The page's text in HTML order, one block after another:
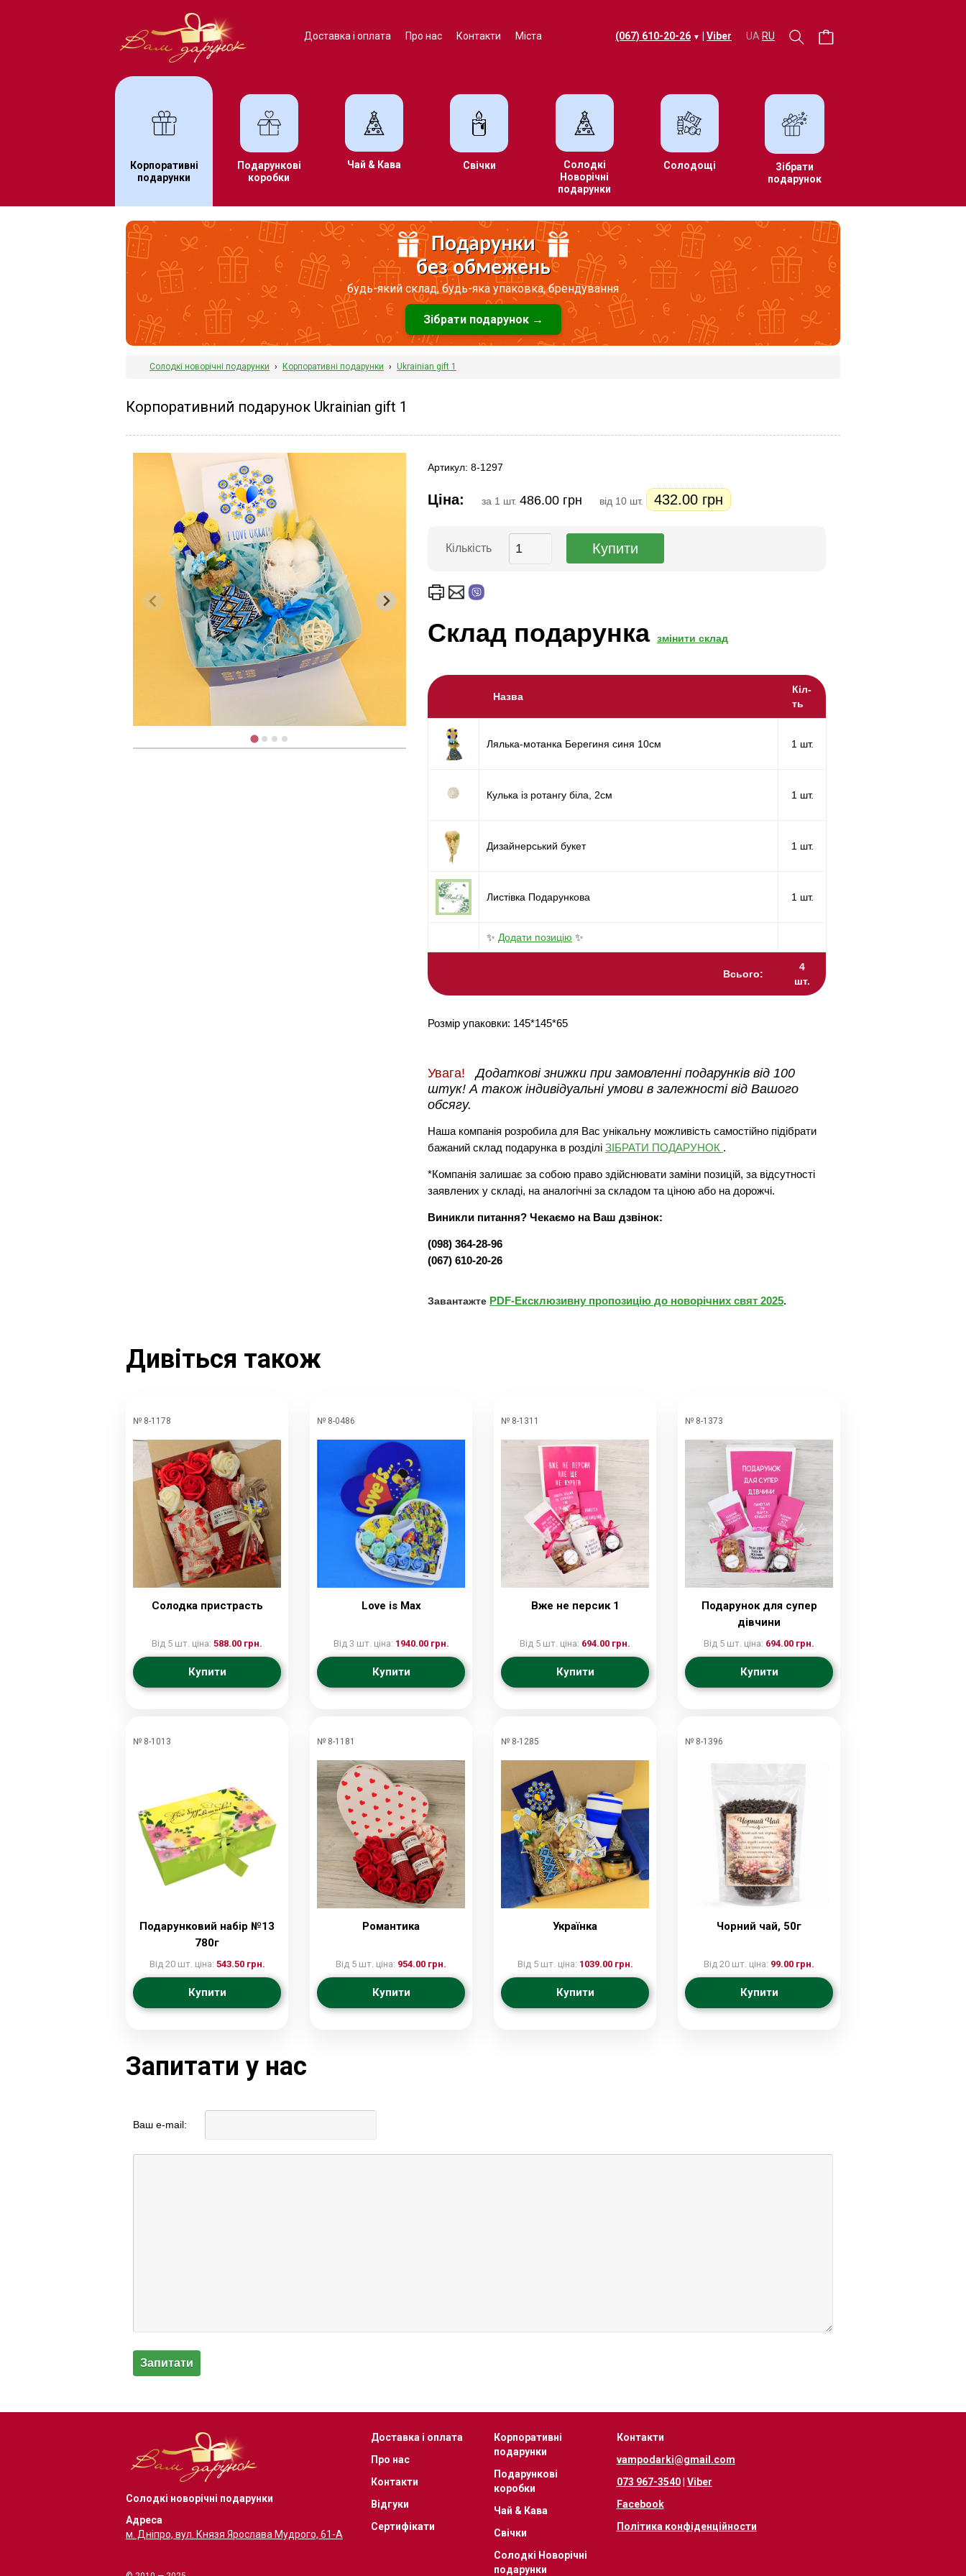
Доставка і оплата Про нас Контакти Міста (067) 610-20-26 ▼ Viber UA RU
Корпоративні
подарунки
Подарункові
коробки
Чай & Кава Свічки
Солодкі
Новорічні
подарунки
Солодощі
Зібрати
подарунок
Подарунки
без обмежень
будь-який склад, будь-яка упаковка, брендування
Зібрати подарунок →
Солодкі новорічні подарунки › Корпоративні подарунки › Ukrainian gift 1
Корпоративний подарунок Ukrainian gift 1
Артикул: 8-1297
Ціна: за 1 шт. 486.00 грн від 10 шт. 432.00 грн
Кількість
Склад подарунка змінити склад
Назва
Кіл-
ть
Лялька-мотанка Берегиня синя 10см 1 шт.
Кулька із ротангу біла, 2см 1 шт.
Дизайнерський букет 1 шт.
Листівка Подарункова 1 шт.
✨ Додати позицію ✨
Всього:
4
шт.
Розмір упаковки: 145*145*65
Увага!
Додаткові знижки при замовленні подарунків від 100
штук! А також індивідуальні умови в залежності від Вашого
обсягу.
Наша компанія розробила для Вас унікальну можливість самостійно підібрати
бажаний склад подарунка в розділі ЗІБРАТИ ПОДАРУНОК .
*Компанія залишає за собою право здійснювати заміни позицій, за відсутності
заявлених у складі, на аналогічні за складом та ціною або на дорожчі.
Виникли питання? Чекаємо на Ваш дзвінок:
(098) 364-28-96
(067) 610-20-26
Завантажте PDF-Ексклюзивну пропозицію до новорічних свят 2025.
Дивіться також
№ 8-1178
Солодка пристрасть
Від 5 шт. ціна: 588.00 грн.
Купити
№ 8-0486
Love is Max
Від 3 шт. ціна: 1940.00 грн.
Купити
№ 8-1311
Вже не персик 1
Від 5 шт. ціна: 694.00 грн.
Купити
№ 8-1373
Подарунок для супер
дівчини
Від 5 шт. ціна: 694.00 грн.
Купити
№ 8-1013
Подарунковий набір №13
780г
Від 20 шт. ціна: 543.50 грн.
Купити
№ 8-1181
Романтика
Від 5 шт. ціна: 954.00 грн.
Купити
№ 8-1285
Українка
Від 5 шт. ціна: 1039.00 грн.
Купити
№ 8-1396
Чорний чай, 50г
Від 20 шт. ціна: 99.00 грн.
Купити
Запитати у нас
Ваш e-mail:
Солодкі новорічні подарунки
Адреса
м. Дніпро, вул. Князя Ярослава Мудрого, 61-А
Доставка і оплата
Про нас
Контакти
Відгуки
Сертифікати
Корпоративні
подарунки
Подарункові
коробки
Чай & Кава
Свічки
Солодкі Новорічні
подарунки
Контакти
vampodarki@gmail.com
073 967-3540| Viber
Facebook
Політика конфіденційности